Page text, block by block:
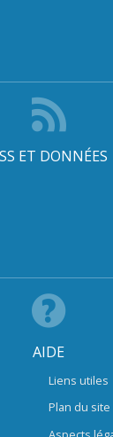
ET DONNÉES
AIDE
Liens utiles
Plan du site